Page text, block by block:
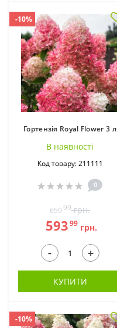
-10%
Гортензія Royal Flower 3 л
В наявностi
Код товару: 211111
0
65999грн.
59399 грн.
- +
КУПИТИ
-10%